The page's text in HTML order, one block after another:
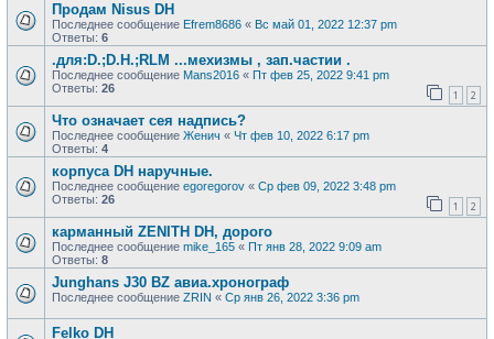
Продам Nisus DH
Последнее сообщение Efrem8686 « Вс май 01, 2022 12:37 pm
Ответы: 6
.для:D.;D.H.;RLM ...мехизмы , зап.частии .
Последнее сообщение Mans2016 « Пт фев 25, 2022 9:41 pm
Ответы: 26 1 2
Что означает сея надпись?
Последнее сообщение Женич « Чт фев 10, 2022 6:17 pm
Ответы: 4
корпуса DH наручные.
Последнее сообщение egoregorov « Ср фев 09, 2022 3:48 pm
Ответы: 26 1 2
карманный ZENITH DH, дорого
Последнее сообщение mike_165 « Пт янв 28, 2022 9:09 am
Ответы: 8
Junghans J30 BZ авиа.хронограф
Последнее сообщение ZRIN « Ср янв 26, 2022 3:36 pm
Felko DH